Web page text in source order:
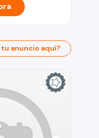
anuncio aquí?